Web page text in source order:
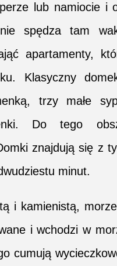
lub namiocie i
spędza tam
apartamenty,
Klasyczny
trzy małe
Do tego
znajdują się z
minut.
i kamienistą,
i wchodzi w
cumują